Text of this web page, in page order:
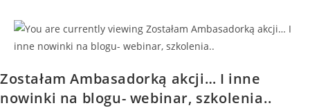
Zostałam Ambasadorką akcji… I inne
nowinki na blogu- webinar, szkolenia..